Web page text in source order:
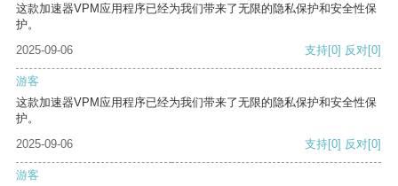
这款加速器VPM应用程序已经为我们带来了无限的隐私保护和安全性保
护。
2025-09-06
支持[0] 反对[0]
游客
这款加速器VPM应用程序已经为我们带来了无限的隐私保护和安全性保
护。
2025-09-06
支持[0] 反对[0]
游客